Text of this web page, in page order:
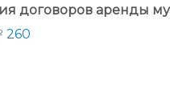
договоров аренды
260